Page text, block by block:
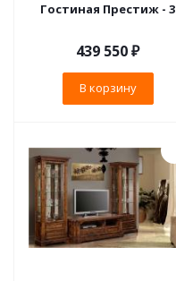
Гостиная Престиж - 3
439 550₽
В корзину